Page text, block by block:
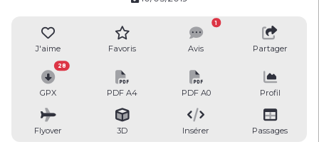
J'aime Favoris Avis
1
Partager
GPX
28
PDF A4 PDF A0 Profil
Flyover 3D Insérer Passages